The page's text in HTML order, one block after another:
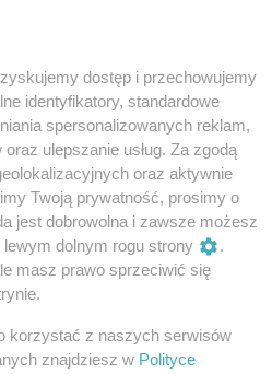
dostęp i przechowujemy
identyfikatory, standardowe
spersonalizowanych reklam,
ulepszanie usług. Za zgodą
oraz aktywnie
Twoją prywatność, prosimy o
jest dobrowolna i zawsze możesz
dolnym rogu strony
.
masz prawo sprzeciwić się
korzystać z naszych serwisów
znajdziesz w Polityce